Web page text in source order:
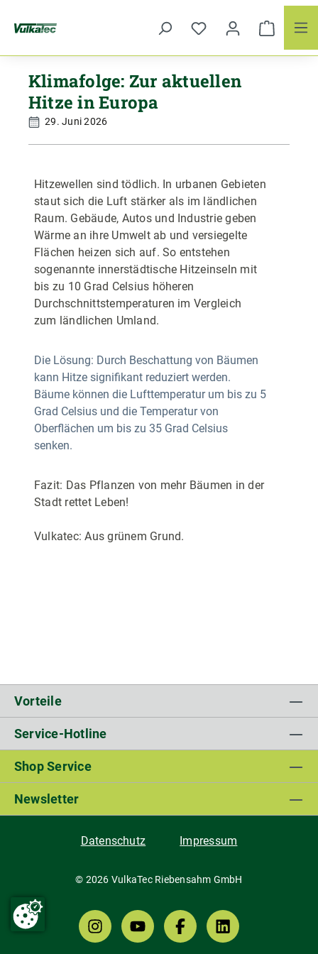
Klimafolge: Zur aktuellen
Hitze in Europa
29. Juni 2026
Hitzewellen sind tödlich. In urbanen Gebieten
staut sich die Luft stärker als im ländlichen
Raum. Gebäude, Autos und Industrie geben
Wärme an ihre Umwelt ab und versiegelte
Flächen heizen sich auf. So entstehen
sogenannte innerstädtische Hitzeinseln mit
bis zu 10 Grad Celsius höheren
Durchschnittstemperaturen im Vergleich
zum ländlichen Umland.
Die Lösung: Durch Beschattung von Bäumen
kann Hitze signifikant reduziert werden.
Bäume können die Lufttemperatur um bis zu 5
Grad Celsius und die Temperatur von
Oberflächen um bis zu 35 Grad Celsius
senken.
Fazit: Das Pflanzen von mehr Bäumen in der
Stadt rettet Leben!
Vulkatec: Aus grünem Grund.
Vorteile
Service-Hotline
Shop Service
Newsletter
Datenschutz Impressum
© 2026 VulkaTec Riebensahm GmbH